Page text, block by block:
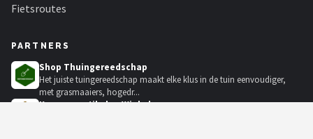
Fietsroutes
PARTNERS
Shop Thuingereedschap
Het juiste tuingereedschap maakt elke klus in de tuin eenvoudiger,
met grasmaaiers, hogedr...
Kampeerartikelen Winkel